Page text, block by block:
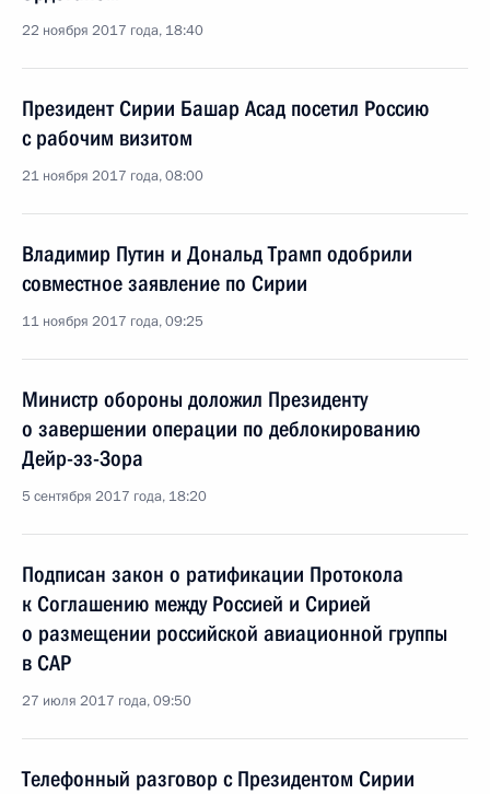
22 ноября 2017 года, 18:40
Президент Сирии Башар Асад посетил Россию
с рабочим визитом
21 ноября 2017 года, 08:00
Владимир Путин и Дональд Трамп одобрили
совместное заявление по Сирии
11 ноября 2017 года, 09:25
Министр обороны доложил Президенту
о завершении операции по деблокированию
Дейр-эз-Зора
5 сентября 2017 года, 18:20
Подписан закон о ратификации Протокола
к Соглашению между Россией и Сирией
о размещении российской авиационной группы
в САР
27 июля 2017 года, 09:50
Телефонный разговор с Президентом Сирии